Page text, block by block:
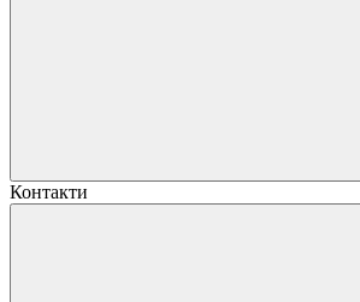
Контакти